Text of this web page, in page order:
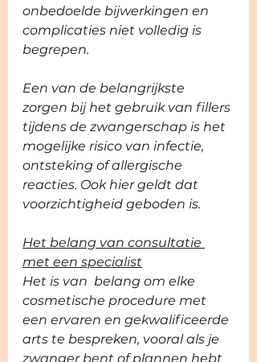
onbedoelde bijwerkingen en
complicaties niet volledig is
begrepen.
Een van de belangrijkste
zorgen bij het gebruik van fillers
tijdens de zwangerschap is het
mogelijke risico van infectie,
ontsteking of allergische
reacties. Ook hier geldt dat
voorzichtigheid geboden is.
Het belang van consultatie
met een specialist
Het is van  belang om elke
cosmetische procedure met
een ervaren en gekwalificeerde
arts te bespreken, vooral als je
zwanger bent of plannen hebt